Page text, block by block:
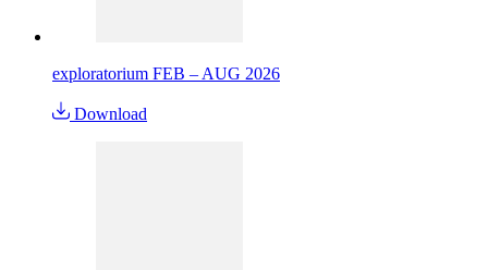
exploratorium FEB – AUG 2026
Download